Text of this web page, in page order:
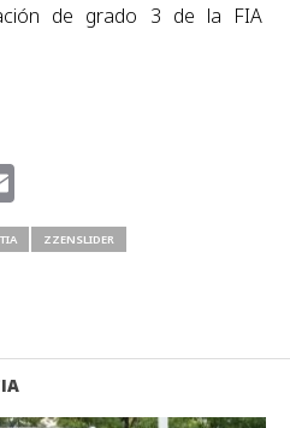
de grado 3 de la FIA
Email
ZZENSLIDER